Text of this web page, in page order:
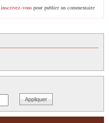
inscrivez-vouspour publier un commentaire